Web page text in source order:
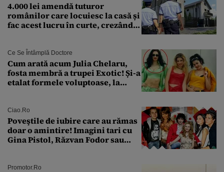
4.000 lei amendă tuturor
românilor care locuiesc la casă și
fac acest lucru în curte, crezând
Ce Se Întâmplă Doctore
Cum arată acum Julia Chelaru,
fosta membră a trupei Exotic! Și-a
etalat formele voluptoase, la
Ciao.ro
Poveştile de iubire care au rămas
doar o amintire! Imagini tari cu
Gina Pistol, Răzvan Fodor sau
Promotor.ro